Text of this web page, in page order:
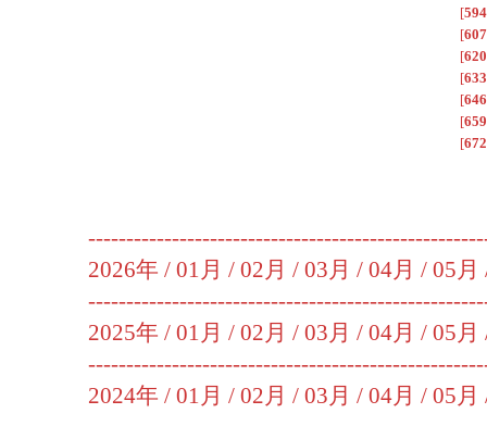
[594
[607
[620
[633
[646
[659
[672
2026年 / 01月 / 02月 / 03月 / 04月 / 05月
2025年 / 01月 / 02月 / 03月 / 04月 / 05月
2024年 / 01月 / 02月 / 03月 / 04月 / 05月